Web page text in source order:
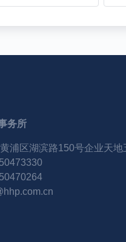
务所
黄浦区湖滨路150号企业天